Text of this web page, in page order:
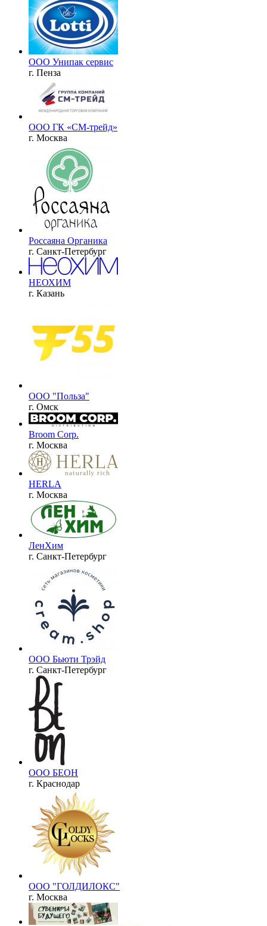
ООО Унипак сервис
г. Пенза
ООО ГК «СМ-трейд»
г. Москва
Россаяна Органика
г. Санкт-Петербург
НЕОХИМ
г. Казань
ООО "Польза"
г. Омск
Broom Corp.
г. Москва
HERLA
г. Москва
ЛенХим
г. Санкт-Петербург
ООО Бьюти Трэйд
г. Санкт-Петербург
ООО БЕОН
г. Краснодар
ООО "ГОЛДИЛОКС"
г. Москва